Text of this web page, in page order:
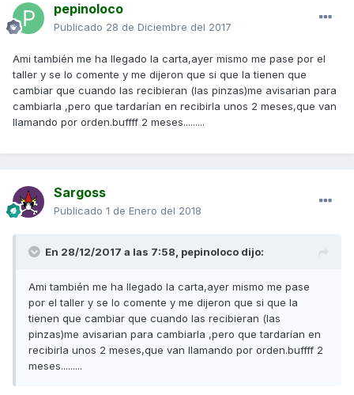
pepinoloco
Publicado 28 de Diciembre del 2017
Ami también me ha llegado la carta,ayer mismo me pase por el
taller y se lo comente y me dijeron que si que la tienen que
cambiar que cuando las recibieran (las pinzas)me avisarian para
cambiarla ,pero que tardarían en recibirla unos 2 meses,que van
llamando por orden.buffff 2 meses.........
Sargoss
Publicado 1 de Enero del 2018
En 28/12/2017 a las 7:58, pepinoloco dijo:
Ami también me ha llegado la carta,ayer mismo me pase
por el taller y se lo comente y me dijeron que si que la
tienen que cambiar que cuando las recibieran (las
pinzas)me avisarian para cambiarla ,pero que tardarían en
recibirla unos 2 meses,que van llamando por orden.buffff 2
meses.........